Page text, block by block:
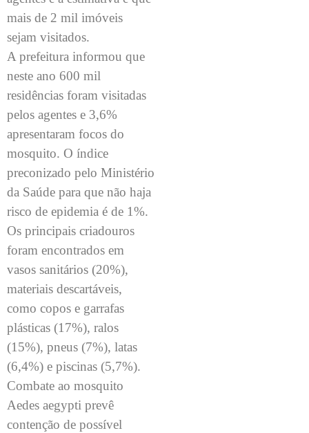
mais de 2 mil imóveis
sejam visitados.
A prefeitura informou que
neste ano 600 mil
residências foram visitadas
pelos agentes e 3,6%
apresentaram focos do
mosquito. O índice
preconizado pelo Ministério
da Saúde para que não haja
risco de epidemia é de 1%.
Os principais criadouros
foram encontrados em
vasos sanitários (20%),
materiais descartáveis,
como copos e garrafas
plásticas (17%), ralos
(15%), pneus (7%), latas
(6,4%) e piscinas (5,7%).
Combate ao mosquito
Aedes aegypti prevê
contenção de possível